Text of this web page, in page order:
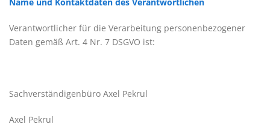
Verantwortlicher für die Verarbeitung personenbezogener
Daten gemäß Art. 4 Nr. 7 DSGVO ist:
Sachverständigenbüro Axel Pekrul
Axel Pekrul